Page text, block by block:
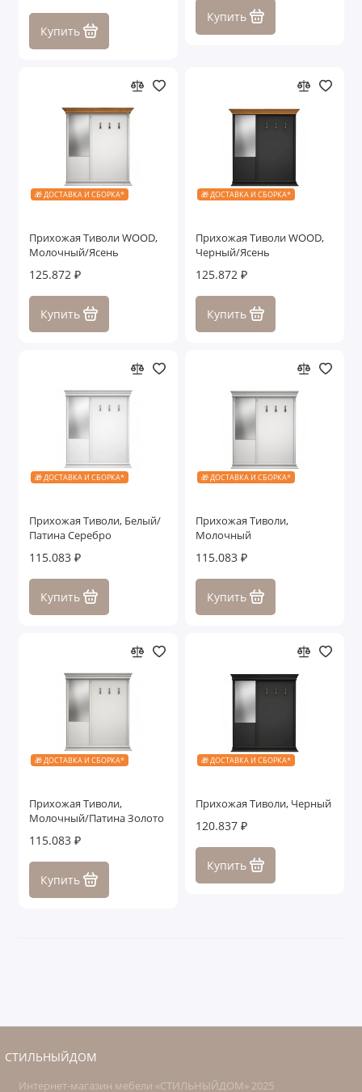
Купить
Купить
🎁 ДОСТАВКА И СБОРКА*
Прихожая Тиволи WOOD,
Молочный/Ясень
125.872 ₽
Купить
🎁 ДОСТАВКА И СБОРКА*
Прихожая Тиволи WOOD,
Черный/Ясень
125.872 ₽
Купить
🎁 ДОСТАВКА И СБОРКА*
Прихожая Тиволи, Белый/
Патина Серебро
115.083 ₽
Купить
🎁 ДОСТАВКА И СБОРКА*
Прихожая Тиволи,
Молочный
115.083 ₽
Купить
🎁 ДОСТАВКА И СБОРКА*
Прихожая Тиволи,
Молочный/Патина Золото
115.083 ₽
Купить
🎁 ДОСТАВКА И СБОРКА*
Прихожая Тиволи, Черный
120.837 ₽
Купить
СТИЛЬНЫЙДОМ
Интернет-магазин мебели «СТИЛЬНЫЙДОМ» 2025